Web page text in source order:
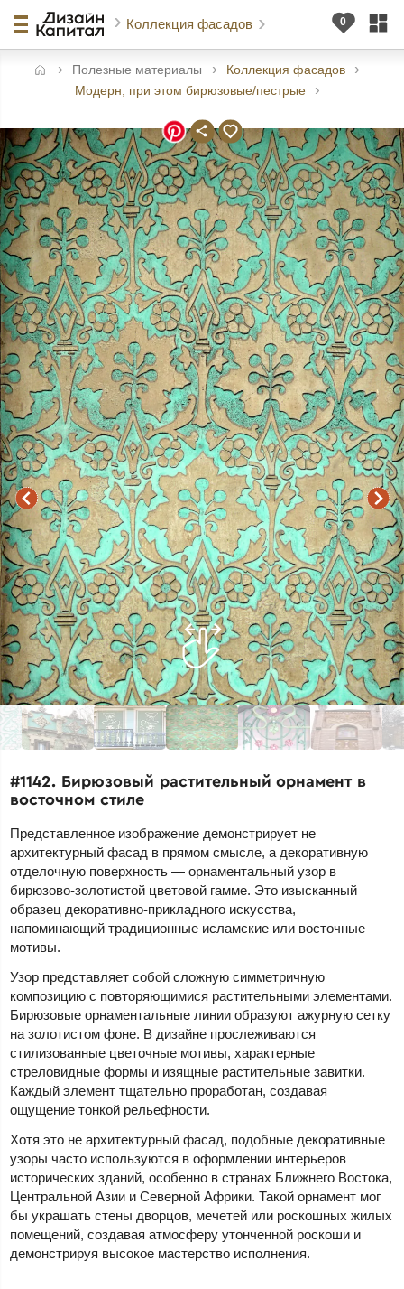
Коллекция фасадов
Полезные материалы
Коллекция фасадов
Модерн, при этом бирюзовые/пестрые
#1142. Бирюзовый растительный орнамент в
восточном стиле
Представленное изображение демонстрирует не
архитектурный фасад в прямом смысле, а декоративную
отделочную поверхность — орнаментальный узор в
бирюзово-золотистой цветовой гамме. Это изысканный
образец декоративно-прикладного искусства,
напоминающий традиционные исламские или восточные
мотивы.
Узор представляет собой сложную симметричную
композицию с повторяющимися растительными элементами.
Бирюзовые орнаментальные линии образуют ажурную сетку
на золотистом фоне. В дизайне прослеживаются
стилизованные цветочные мотивы, характерные
стреловидные формы и изящные растительные завитки.
Каждый элемент тщательно проработан, создавая
ощущение тонкой рельефности.
Хотя это не архитектурный фасад, подобные декоративные
узоры часто используются в оформлении интерьеров
исторических зданий, особенно в странах Ближнего Востока,
Центральной Азии и Северной Африки. Такой орнамент мог
бы украшать стены дворцов, мечетей или роскошных жилых
помещений, создавая атмосферу утонченной роскоши и
демонстрируя высокое мастерство исполнения.